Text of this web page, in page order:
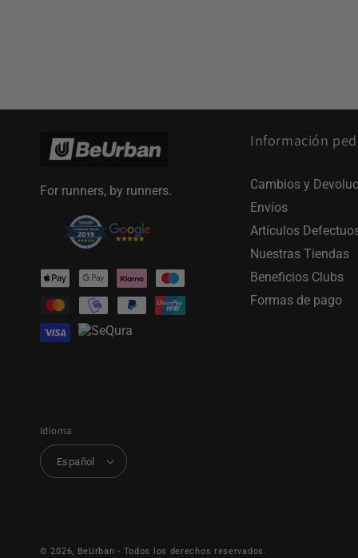
For runners, by runners.
Formas
de
pago
Información
Cambios y
Envíos
Artículos
Nuestras Tiendas
Beneficios Clubs
Formas de pago
Idioma
Español
© 2026, BeUrban - Todos los derechos reservados.